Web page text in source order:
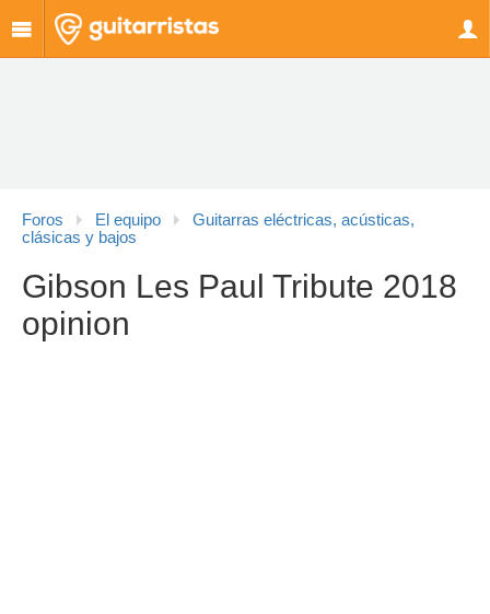
Foros El equipo
Guitarras eléctricas, acústicas,
clásicas y bajos
Gibson Les Paul Tribute 2018
opinion